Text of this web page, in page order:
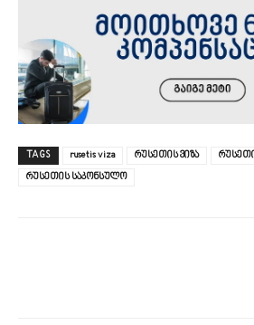
TAGS rusetis viza რუსეთის ვიზა
რუსეთის საკონსულო